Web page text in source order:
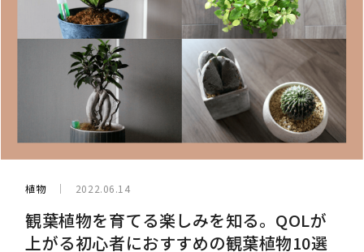
植物 2022.06.14
観葉植物を育てる楽しみを知る。QOLが
上がる初心者におすすめの観葉植物10選